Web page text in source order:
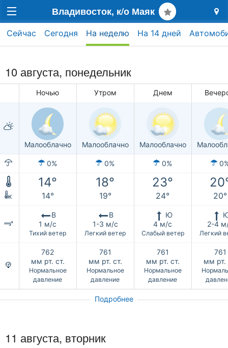
Владивосток, к/о Маяк
Сейчас Сегодня На неделю На 14 дней
10 августа, понедельник
Ночью Утром Днем
Малооблачно Малооблачно Малооблачно
0% 0% 0%
14° 18° 23°
к 14° 19° 24° 20°
В
1 м/с
Тихий ветер
В
1-3 м/с
Легкий ветер
Ю
4 м/с
Слабый ветер
2-4
Легкий
762
мм рт. ст.
Нормальное
давление
761
мм рт. ст.
Нормальное
давление
761
мм рт. ст.
Нормальное
давление
761
мм рт.
Подробнее
11 августа, вторник